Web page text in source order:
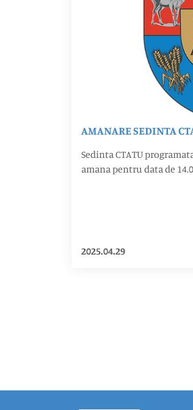
AMANARE SEDINTA
Sedinta CTATU
amana pentru data de
2025.04.29